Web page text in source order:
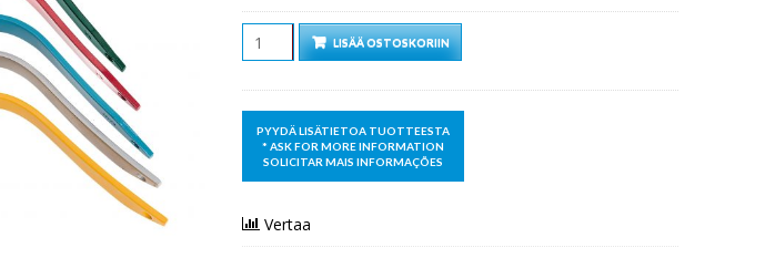
Määrä LISÄÄ OSTOSKORIIN
Vertaa